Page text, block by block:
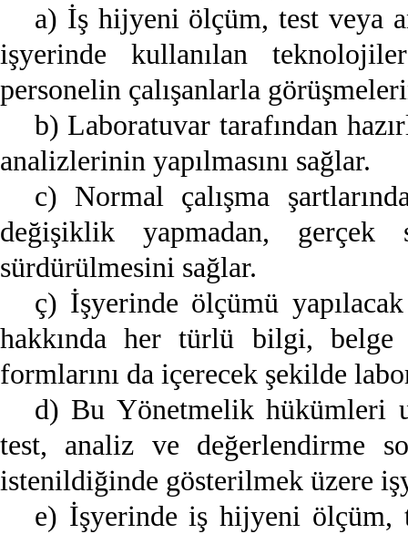
a) İş hijyeni ölçüm, test veya
işyerinde kullanılan
personelin çalışanlarla
b) Laboratuvar tarafından
analizlerinin yapılmasını sağlar.
c) Normal çalışma
değişiklik yapmadan, gerçek
sürdürülmesini sağlar.
ç) İşyerinde ölçümü
hakkında her türlü bilgi,
formlarını da içerecek şekilde
d) Bu Yönetmelik hükümleri
test, analiz ve değerlendirme
istenildiğinde gösterilmek üzere
e) İşyerinde iş hijyeni ölçüm,